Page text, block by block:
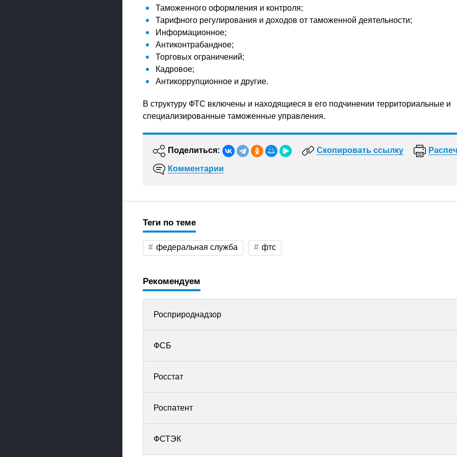
Таможенного оформления и контроля;
Тарифного регулирования и доходов от таможенной деятельности;
Информационное;
Антиконтрабандное;
Торговых ограничений;
Кадровое;
Антикоррупционное и другие.
В структуру ФТС включены и находящиеся в его подчинении территориальные и
специализированные таможенные управления.
Поделиться: Скопировать ссылку
Комментарии
Теги по теме
федеральная служба фтс
Рекомендуем
Росприроднадзор
ФСБ
Росстат
Роспатент
ФСТЭК